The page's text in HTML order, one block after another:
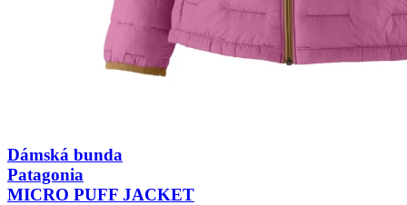
Dámská bunda
Patagonia
MICRO PUFF JACKET